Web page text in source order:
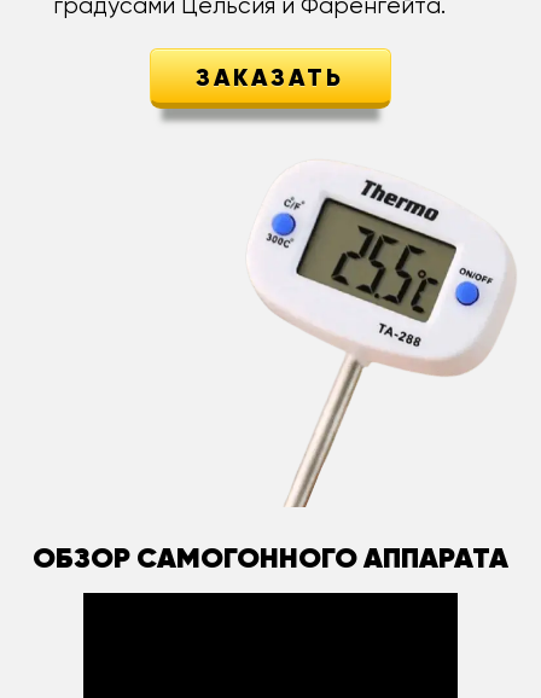
градусами Цельсия и Фаренгейта.
ЗАКАЗАТЬ
ОБЗОР САМОГОННОГО АППАРАТА